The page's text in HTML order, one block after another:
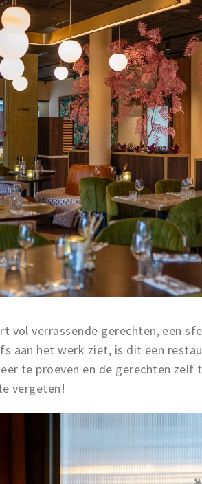
vol verrassende gerechten, een
aan het werk ziet, is dit een
te proeven en de gerechten zelf
vergeten!